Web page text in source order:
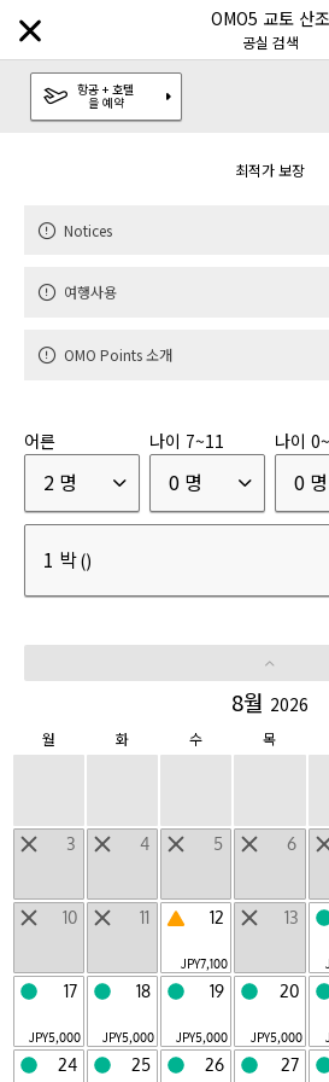
Notices OMO5 교토 산조
공실 검색
항공 + 호텔
을 예약
최적가 보장
Notices
여행사용
OMO Points 소개
어른
2 명
나이 7~11
0 명
나이
0 명
1 박()
8월 2026
월 화 수 목
3 4 5 6
10 11 12
JPY7,100
13
17
JPY5,000
18
JPY5,000
19
JPY5,000
20
JPY5,000
24 25 26 27
리조나레 | 리조트
OMO | 도시 관광 호텔
LUCY | 마운틴 호텔
지역
홋카이도 도호쿠 호쿠리쿠・
도카이 | 긴키 중부・시코쿠
일본 외 지역